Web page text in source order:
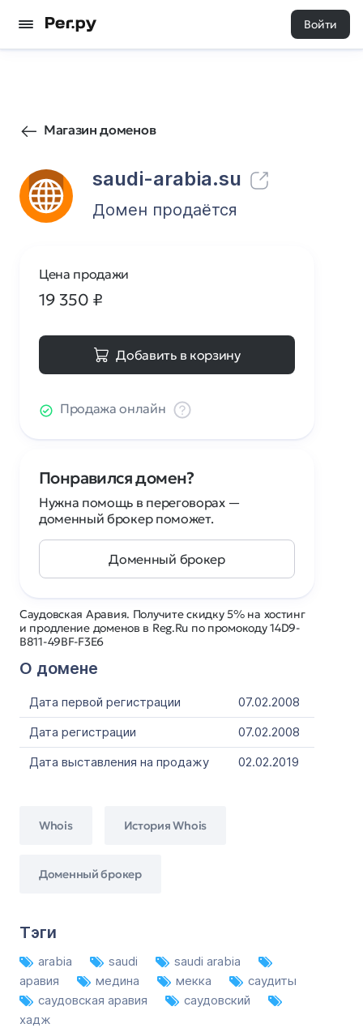
Войти
Магазин доменов
saudi-arabia.su
97 0
Домен продаётся
Саудовская Аравия. Получите скидку 5% на хостинг
и продление доменов в Reg.Ru по промокоду 14D9-
B811-49BF-F3E6
О домене
Дата первой регистрации
07.02.2008
Дата регистрации
07.02.2008
Дата выставления на продажу
02.02.2019
Whois История Whois
Доменный брокер
Тэги
arabia saudi
saudi arabia
аравия
медина мекка
саудиты
саудовская аравия
саудовский
хадж
Цена продажи
19 350 ₽
Добавить в корзину
Продажа онлайн
Понравился домен?
Нужна помощь в переговорах —
доменный брокер поможет.
Доменный брокер